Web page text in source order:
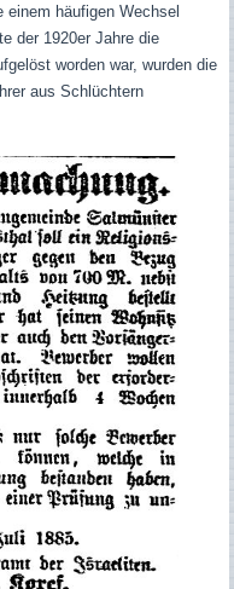
häufigen Wechsel
der 1920er Jahre die
worden war, wurden die
aus Schlüchtern